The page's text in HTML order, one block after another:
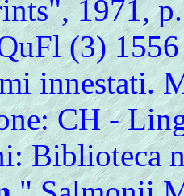
1971,
(3)
innestati.
CH -
Biblioteca